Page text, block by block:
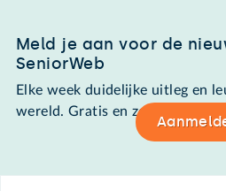
Meld je aan voor de
SeniorWeb
Elke week duidelijke uitleg en
wereld. Gratis en zomaar in de